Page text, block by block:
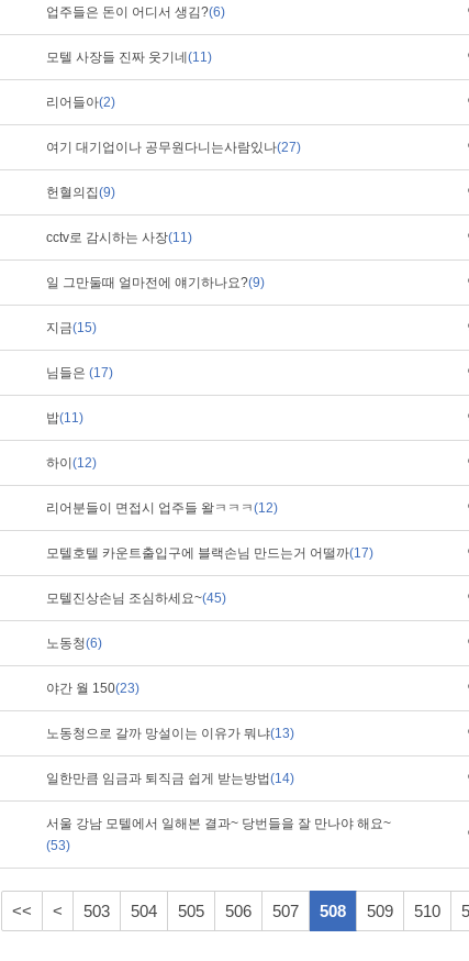
업주들은 돈이 어디서 생김?(6)
모텔 사장들 진짜 웃기네 (11)
리어들아(2)
여기 대기업이나 공무원다니는사람있나(27)
헌혈의집(9)
cctv로 감시하는 사장(11)
일 그만둘때 얼마전에 얘기하나요?(9)
지금(15)
님들은 (17)
밥(11)
하이 (12)
리어분들이 면접시 업주들 왈ㅋㅋㅋ(12)
모텔호텔 카운트출입구에 블랙손님 만드는거 어떨까(17)
모텔진상손님 조심하세요~(45)
노동청(6)
야간 월 150(23)
노동청으로 갈까 망설이는 이유가 뭐냐(13)
일한만큼 임금과 퇴직금 쉽게 받는방법(14)
서울 강남 모텔에서 일해본 결과~ 당번들을 잘 만나야 해요~
(53)
<< < 503 504 505 506 507 508 509 510